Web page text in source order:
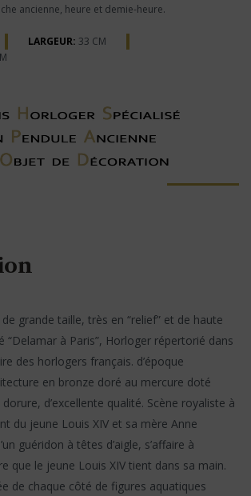
ancienne, heure et demie-heure.
LARGEUR: 33 CM
grande taille, très en “relief” et de haute
“Delamar à Paris”, Horloger répertorié dans
des horlogers français. d’époque
en bronze doré au mercure doté
d’excellente qualité. Scène royaliste à
du jeune Louis XIV et sa mère Anne
guéridon à têtes d’aigle, s’affaire à
que le jeune Louis XIV tient dans sa main.
de chaque côté de figures aquatiques